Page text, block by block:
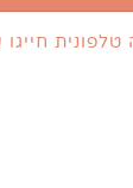
חייגו